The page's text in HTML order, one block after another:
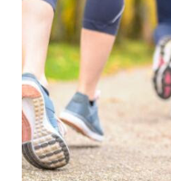
podemos contar los
vulnerables y hemos
escandalizamos
eso es usual llamarnos
contarnos cualquier
con otros a tu lado hace
que tengo claro que